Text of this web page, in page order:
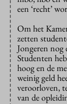
een ‘recht’
Om het
zetten
Jongeren nog
Studenten
hoog en de
weinig geld
veroorloven,
van de